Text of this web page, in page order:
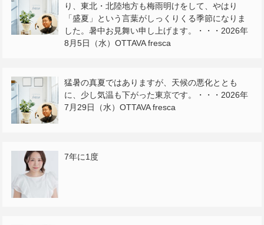
り、東北・北陸地方も梅雨明けをして、やはり
「盛夏」という言葉がしっくりくる季節になりま
した。暑中お見舞い申し上げます。・・・2026年
8月5日（水）OTTAVA fresca
猛暑の真夏ではありますが、天候の悪化ととも
に、少し気温も下がった東京です。・・・2026年
7月29日（水）OTTAVA fresca
7年に1度